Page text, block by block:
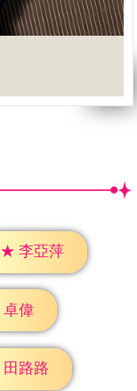
★ 李亞萍
卓偉
田路路